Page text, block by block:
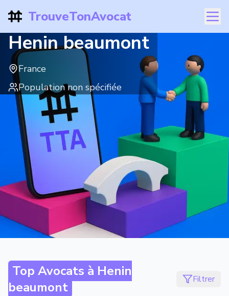
TrouveTonAvocat
Henin beaumont
France
Population non spécifiée
Top Avocats à Henin
beaumont
Filtrer